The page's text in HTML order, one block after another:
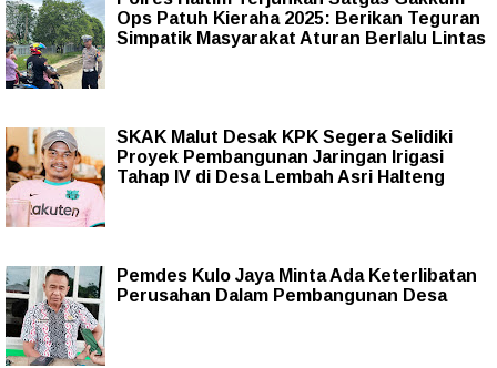
Ops Patuh Kieraha 2025: Berikan Teguran
Simpatik Masyarakat Aturan Berlalu Lintas
SKAK Malut Desak KPK Segera Selidiki
Proyek Pembangunan Jaringan Irigasi
Tahap IV di Desa Lembah Asri Halteng
Pemdes Kulo Jaya Minta Ada Keterlibatan
Perusahan Dalam Pembangunan Desa